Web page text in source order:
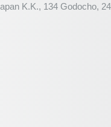
K.K., 134 Godocho,